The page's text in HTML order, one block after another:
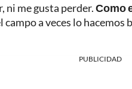
ni me gusta perder.Como
campo a veces lo
PUBLICIDAD